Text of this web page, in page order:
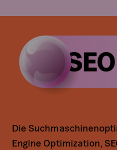
Die
Engine Optimization,